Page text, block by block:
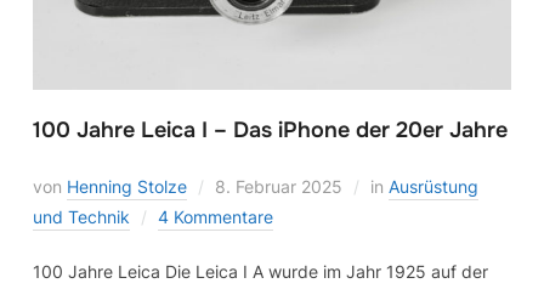
100 Jahre Leica I – Das iPhone der 20er Jahre
von Henning Stolze 8. Februar 2025 in Ausrüstung
und Technik
4 Kommentare
100 Jahre Leica Die Leica I A wurde im Jahr 1925 auf der